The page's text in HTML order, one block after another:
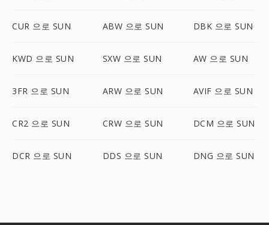
CUR 으로 SUN ABW 으로 SUN DBK 으로 SUN
KWD 으로 SUN SXW 으로 SUN AW 으로 SUN
3FR 으로 SUN ARW 으로 SUN AVIF 으로 SUN
CR2 으로 SUN CRW 으로 SUN DCM 으로 SUN
DCR 으로 SUN DDS 으로 SUN DNG 으로 SUN